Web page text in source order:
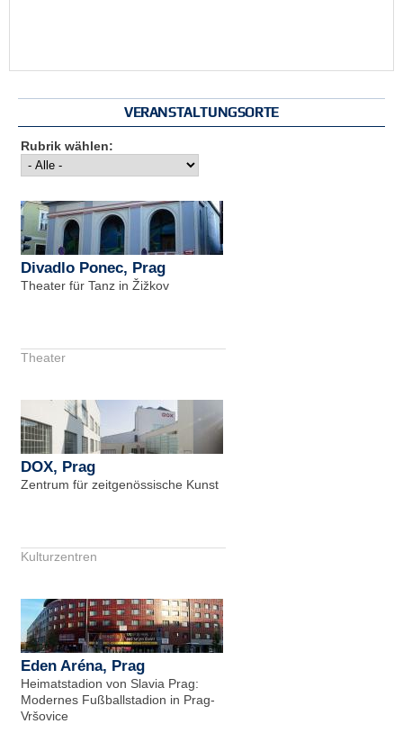
VERANSTALTUNGSORTE
Rubrik wählen:
Divadlo Ponec, Prag
Theater für Tanz in Žižkov
Theater
DOX, Prag
Zentrum für zeitgenössische Kunst
Kulturzentren
Eden Aréna, Prag
Heimatstadion von Slavia Prag:
Modernes Fußballstadion in Prag-
Vršovice